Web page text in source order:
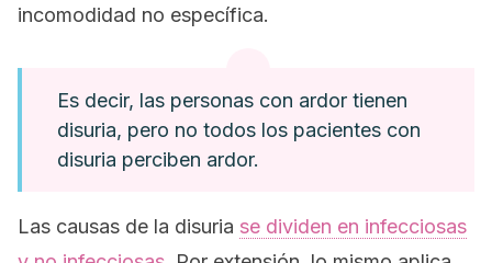
incomodidad no específica.
Es decir, las personas con ardor tienen
disuria, pero no todos los pacientes con
disuria perciben ardor.
Las causas de la disuria se dividen en infecciosas